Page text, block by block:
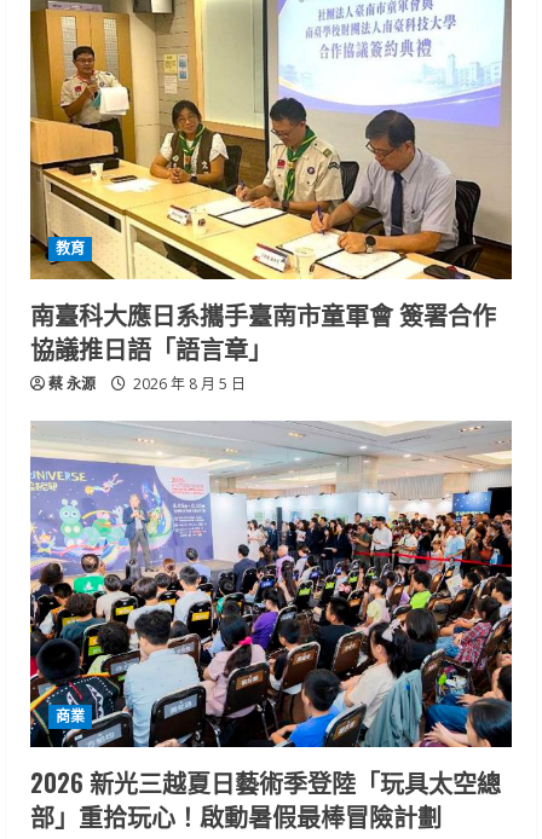
教育
南臺科大應日系攜手臺南市童軍會 簽署合作
協議推日語「語言章」
蔡 永源 2026 年 8 月 5 日
商業
2026 新光三越夏日藝術季登陸「玩具太空總
部」重拾玩心！啟動暑假最棒冒險計劃